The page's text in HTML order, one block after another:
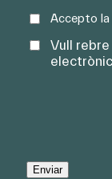
Accepto la
newsletter
Vull
electrònic